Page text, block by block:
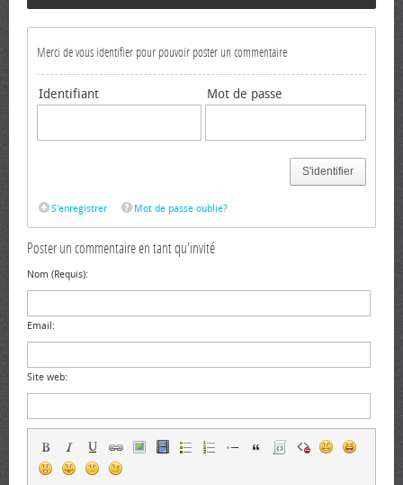
Merci de vous identifier pour pouvoir poster un commentaire
Identifiant Mot de passe
S'identifier
S'enregistrer Mot de passe oublié?
Poster un commentaire en tant qu'invité
Nom (Requis):
Email:
Site web: